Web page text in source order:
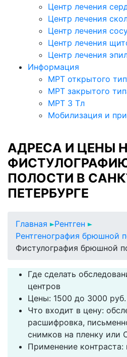
Центр лечения
Центр лечения
Центр лечения
Центр лечения
Центр лечения
Информация
МРТ открытого
МРТ закрытого
МРТ 3 Тл
Мобилизация и
АДРЕСА И ЦЕНЫ
ПОЛОСТИ В
ПЕТЕРБУРГЕ
Главная
Рентген
Рентгенография брюшной
Фистулография брюшной
Где сделать
центров
Цены: 1500 до 3000 руб.
Что входит в цену:
расшифровка,
снимков на пленку или
Применение контраста: